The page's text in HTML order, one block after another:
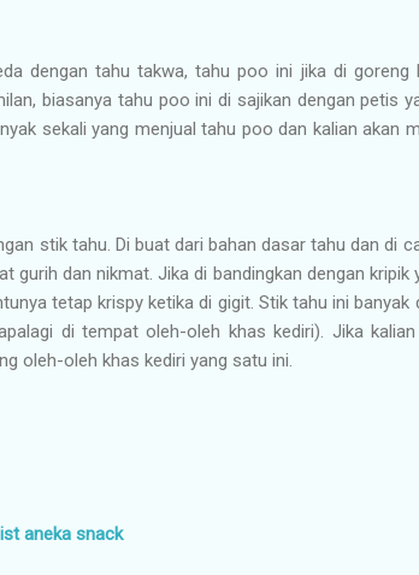
dengan tahu takwa, tahu poo ini jika di
biasanya tahu poo ini di sajikan dengan petis
sekali yang menjual tahu poo dan kalian akan
stik tahu. Di buat dari bahan dasar tahu dan di
gurih dan nikmat. Jika di bandingkan dengan
tetap krispy ketika di gigit. Stik tahu ini banyak
di tempat oleh-oleh khas kediri). Jika
oleh-oleh khas kediri yang satu ini.
aneka snack